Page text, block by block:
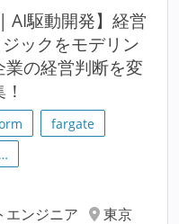
AI駆動開発】経営
ックをモデリン
の経営判断を変
fargate
…
エンジニア
東京